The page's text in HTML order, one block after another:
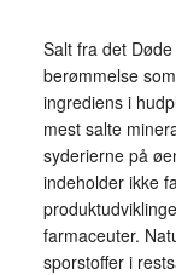
Salt fra det
berømmelse
ingrediens i
mest salte
syderierne på
indeholder ikke
farmaceuter.
sporstoffer i